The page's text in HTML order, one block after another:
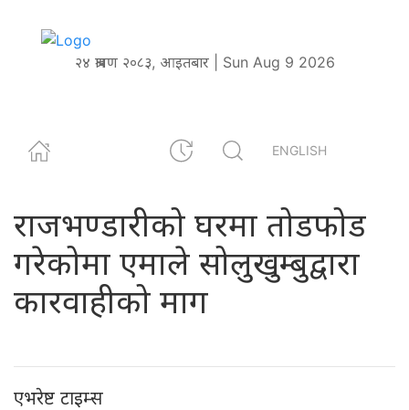
२४ श्रावण २०८३, आइतबार | Sun Aug 9 2026
ENGLISH
राजभण्डारीको घरमा तोडफोड
गरेकोमा एमाले सोलुखुम्बुद्वारा
कारवाहीको माग
एभरेष्ट टाइम्स